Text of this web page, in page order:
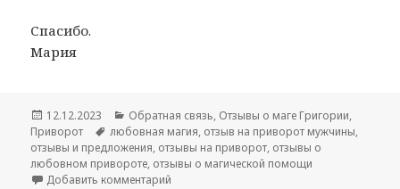
Спасибо.
Мария
Опубликовано
12.12.2023 Рубрики
Обратная связь, Отзывы о маге Григории,
Приворот
Метки
любовная магия, отзыв на приворот мужчины,
отзывы и предложения, отзывы на приворот, отзывы о
любовном привороте, отзывы о магической помощи
Добавить комментарий